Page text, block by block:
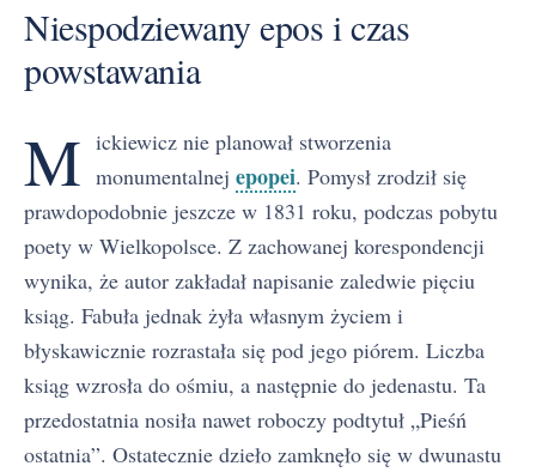
Niespodziewany epos i czas
powstawania
M ickiewicz nie planował stworzenia
monumentalnej epopei. Pomysł zrodził się
prawdopodobnie jeszcze w 1831 roku, podczas pobytu
poety w Wielkopolsce. Z zachowanej korespondencji
wynika, że autor zakładał napisanie zaledwie pięciu
ksiąg. Fabuła jednak żyła własnym życiem i
błyskawicznie rozrastała się pod jego piórem. Liczba
ksiąg wzrosła do ośmiu, a następnie do jedenastu. Ta
przedostatnia nosiła nawet roboczy podtytuł „Pieśń
ostatnia”. Ostatecznie dzieło zamknęło się w dwunastu